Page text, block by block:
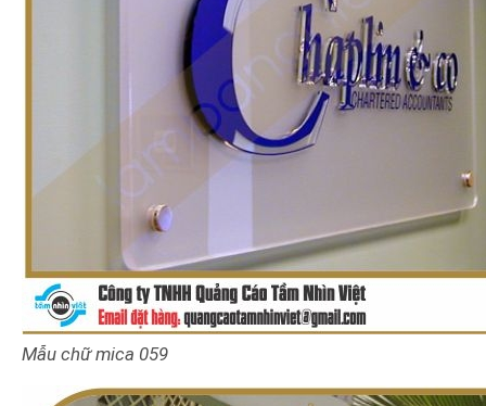
Mẫu chữ mica 059